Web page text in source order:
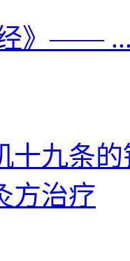
》——
十九条
方治疗